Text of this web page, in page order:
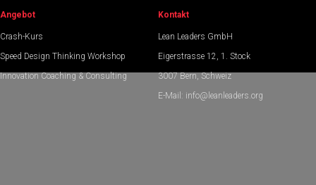
Angebot
Crash-Kurs
Speed Design Thinking Workshop
Innovation Coaching & Consulting
Kontakt
Lean Leaders GmbH
Eigerstrasse 12, 1. Stock
3007 Bern, Schweiz
E-Mail: info@leanleaders.org